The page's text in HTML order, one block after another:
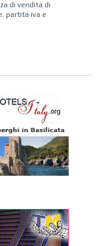
di vendita di
partita iva e